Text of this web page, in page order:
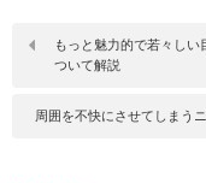
もっと魅力的で若々し
ついて解説
周囲を不快にさせてしまう